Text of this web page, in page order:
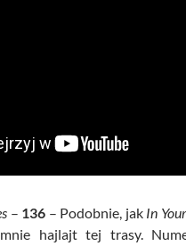
– 136 – Podobnie, jak In
hajlajt tej trasy.